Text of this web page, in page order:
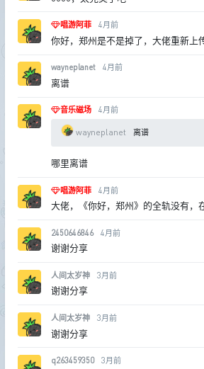
唱游阿菲 4月前
你好，郑州是不是掉了，大佬重新上
wayneplanet 4月前
离谱
音乐磁场 4月前
wayneplanet 离谱
哪里离谱
唱游阿菲 4月前
大佬，《你好，郑州》的全轨没有，
2450646846 4月前
谢谢分享
人间太岁神 3月前
谢谢分享
人间太岁神 3月前
谢谢分享
q263459350 3月前